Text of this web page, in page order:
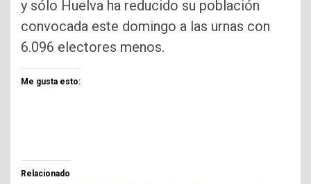
y sólo Huelva ha reducido su población
convocada este domingo a las urnas con
6.096 electores menos.
Me gusta esto:
Relacionado